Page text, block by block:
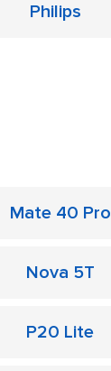
Philips
Mate 40 Pro
Nova 5T
P20 Lite